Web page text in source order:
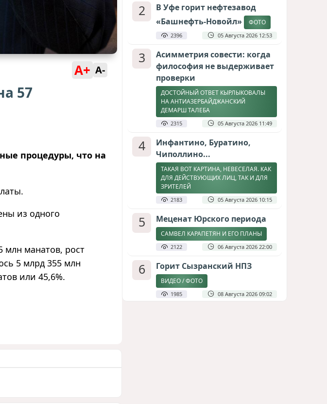
A+ A-
57
процедуры, что на
из одного
млн манатов, рост
5 млрд 355 млн
или 45,6%.
2
В Уфе горит нефтезавод
«Башнефть-Новойл»
ФОТО
2396 05 Августа 2026 12:53
3
Асимметрия совести: когда
философия не выдерживает
проверки
ДОСТОЙНЫЙ ОТВЕТ КЫРЛЫКОВАЛЫ
НА АНТИАЗЕРБАЙДЖАНСКИЙ
ДЕМАРШ ТАЛЕБА
2315 05 Августа 2026 11:49
4
Инфантино, Буратино,
Чиполлино...
ТАКАЯ ВОТ КАРТИНА, НЕВЕСЕЛАЯ. КАК
ДЛЯ ДЕЙСТВУЮЩИХ ЛИЦ, ТАК И ДЛЯ
ЗРИТЕЛЕЙ
2183 05 Августа 2026 10:15
5 Меценат Юрского периода
САМВЕЛ КАРАПЕТЯН И ЕГО ПЛАНЫ
2122 06 Августа 2026 22:00
6 Горит Сызранский НПЗ
ВИДЕО / ФОТО
1985 08 Августа 2026 09:02